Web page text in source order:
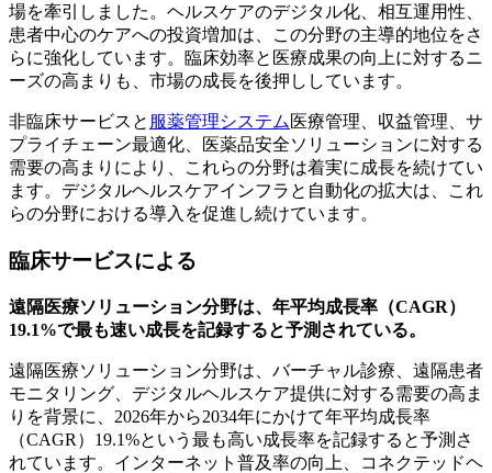
場を牽引しました。ヘルスケアのデジタル化、相互運用性、
患者中心のケアへの投資増加は、この分野の主導的地位をさ
らに強化しています。臨床効率と医療成果の向上に対するニ
ーズの高まりも、市場の成長を後押ししています。
非臨床サービスと 服薬管理システム 医療管理、収益管理、サ
プライチェーン最適化、医薬品安全ソリューションに対する
需要の高まりにより、これらの分野は着実に成長を続けてい
ます。デジタルヘルスケアインフラと自動化の拡大は、これ
らの分野における導入を促進し続けています。
臨床サービスによる
遠隔医療ソリューション分野は、年平均成長率（CAGR）
19.1%で最も速い成長を記録すると予測されている。
遠隔医療ソリューション分野は、バーチャル診療、遠隔患者
モニタリング、デジタルヘルスケア提供に対する需要の高ま
りを背景に、2026年から2034年にかけて年平均成長率
（CAGR）19.1%という最も高い成長率を記録すると予測さ
れています。インターネット普及率の向上、コネクテッドヘ